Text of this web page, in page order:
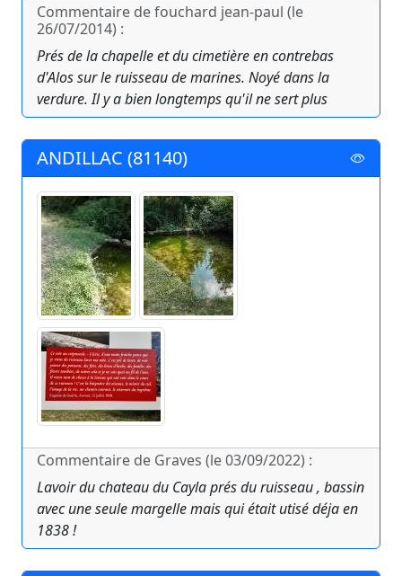
Commentaire de fouchard jean-paul (le
26/07/2014) :
Prés de la chapelle et du cimetière en contrebas
d'Alos sur le ruisseau de marines. Noyé dans la
verdure. Il y a bien longtemps qu'il ne sert plus
ANDILLAC (81140)
Commentaire de Graves (le 03/09/2022) :
Lavoir du chateau du Cayla prés du ruisseau , bassin
avec une seule margelle mais qui était utisé déja en
1838 !